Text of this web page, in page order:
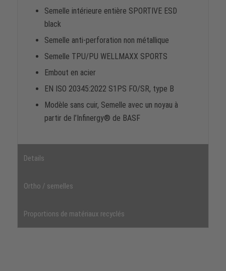
Semelle intérieure entière SPORTIVE ESD
black
Semelle anti-perforation non métallique
Semelle TPU/PU WELLMAXX SPORTS
Embout en acier
EN ISO 20345:2022 S1PS FO/SR, type B
Modèle sans cuir, Semelle avec un noyau à
partir de l’Infinergy® de BASF
Details
Ortho / semelles
Proportions de matériaux recyclés